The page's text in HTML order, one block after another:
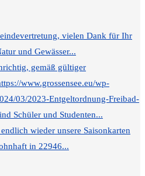
vielen Dank für Ihr
und Gewässer...
gemäß gültiger
www.grossensee.eu/wp-
03/2023-Entgeltordnung-Freibad-
Schüler und Studenten...
wieder unsere Saisonkarten
in 22946...